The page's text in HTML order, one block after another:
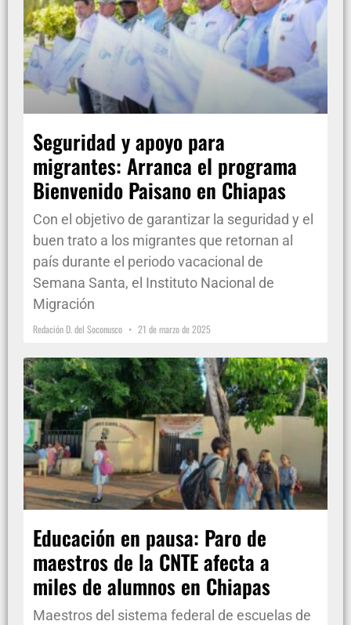
Seguridad y apoyo para
migrantes: Arranca el programa
Bienvenido Paisano en Chiapas
Con el objetivo de garantizar la seguridad y el
buen trato a los migrantes que retornan al
país durante el periodo vacacional de
Semana Santa, el Instituto Nacional de
Migración
Redación D. del Soconusco 21 de marzo de 2025
Educación en pausa: Paro de
maestros de la CNTE afecta a
miles de alumnos en Chiapas
Maestros del sistema federal de escuelas de